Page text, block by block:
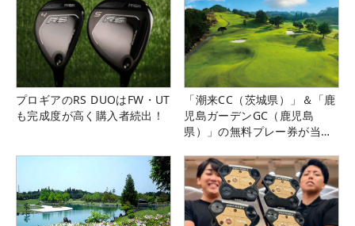
プロギアのRS DUOはFW・UT
も完成度が高く購入者続出！
「潮来CC（茨城県）」＆「鹿
児島ガーデンGC（鹿児島
県）」の無料プレー券が当た